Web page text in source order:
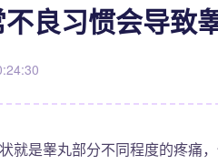
良习惯会导致
就是睾丸部分不同程度的疼痛